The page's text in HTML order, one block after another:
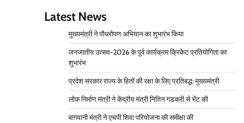
Latest News
मुख्यमंत्री ने पौधरोपण अभियान का शुभारंभ किया
जनजातीय उत्सव-2026 के पूर्व कार्यक्रम क्रिकेट प्रतियोगिता का
शुभारंभ
प्रदेश सरकार राज्य के हितों की रक्षा के लिए प्रतिबद्ध: मुख्यमंत्री
लोक निर्माण मंत्री ने केंद्रीय मंत्री नितिन गडकरी से भेंट की
बागवानी मंत्री ने एचपी शिवा परियोजना की समीक्षा की